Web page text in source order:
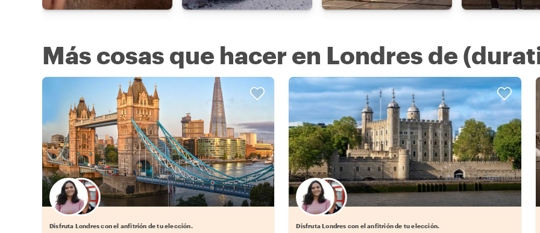
Más cosas que hacer en Londres de
Elige tu local favorito
Disfruta Londres con el anfitrión de tu elección.
Elige tu local favorito
Disfruta Londres con el anfitrión de tu elección.